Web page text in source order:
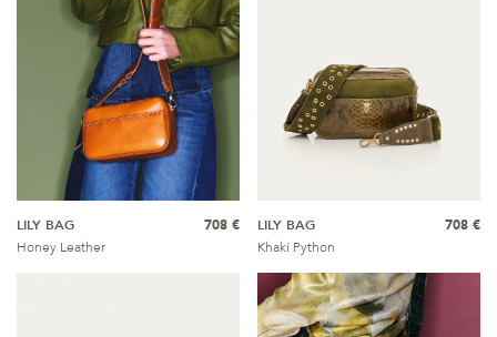
LILY BAG
Honey Leather
708 €
LILY BAG
Khaki Python
708 €